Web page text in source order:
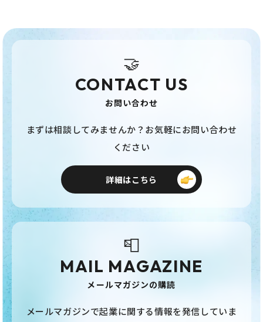
🤝
CONTACT US
お問い合わせ
まずは相談してみませんか？お気軽にお問い合わせ
ください
詳細はこちら
📮
MAIL MAGAZINE
メールマガジンの購読
メールマガジンで起業に関する情報を発信していま